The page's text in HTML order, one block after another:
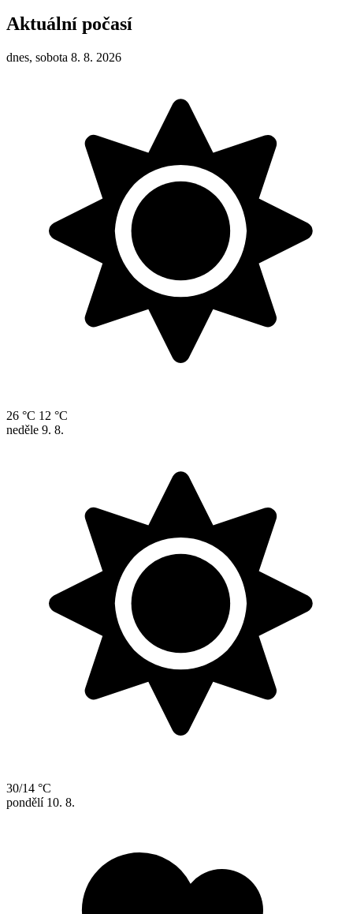
Aktuální počasí
dnes, sobota 8. 8. 2026
26 °C 12 °C
neděle 9. 8.
30/14 °C
pondělí 10. 8.